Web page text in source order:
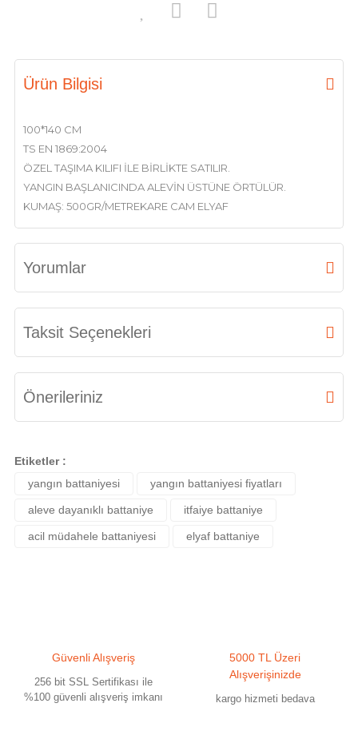
Ürün Bilgisi
100*140 CM
TS EN 1869:2004
ÖZEL TAŞIMA KILIFI İLE BİRLİKTE SATILIR.
YANGIN BAŞLANICINDA ALEVİN ÜSTÜNE ÖRTÜLÜR.
KUMAŞ: 500GR/METREKARE CAM ELYAF
Yorumlar
Bu ürüne ilk yorumu siz yapın!
Taksit Seçenekleri
Önerileriniz
Görüş ve önerileriniz için teşekkür ederiz.
Ürün resmi kalitesiz, bozuk veya görüntülenemiyor.
Etiketler :
yangın battaniyesi
yangın battaniyesi fiyatları
aleve dayanıklı battaniye itfaiye battaniye
acil müdahele battaniyesi elyaf battaniye
Güvenli Alışveriş
256 bit SSL Sertifikası ile
%100 güvenli alışveriş imkanı
5000 TL Üzeri
Alışverişinizde
kargo hizmeti bedava